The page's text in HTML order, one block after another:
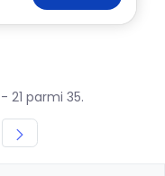
21 parmi 35.